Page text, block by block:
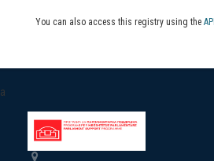
You can also access this registry using the API
a